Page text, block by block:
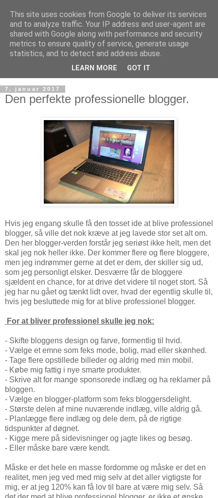
7. januar 2017
Den perfekte professionelle blogger.
Hvis jeg engang skulle få den tosset ide at blive professionel
blogger, så ville det nok kræve at jeg lavede stor set alt om.
Den her blogger-verden forstår jeg seriøst ikke helt, men det
skal jeg nok heller ikke. Der kommer flere og flere bloggere,
men jeg indrømmer gerne at det er dem, der skiller sig ud,
som jeg personligt elsker. Desværre får de bloggere
sjældent en chance, for at drive det videre til noget stort. Så
jeg har nu gået og tænkt lidt over, hvad der egentlig skulle til,
hvis jeg besluttede mig for at blive professionel blogger.
For at bliver professionel skulle jeg nok:
- Skifte bloggens design og farve, formentlig til hvid.
- Vælge et emne som feks mode, bolig, mad eller skønhed.
- Tage flere opstillede billeder og aldrig med min mobil.
- Købe mig fattig i nye smarte produkter.
- Skrive alt for mange sponsorede indlæg og ha reklamer på
bloggen.
- Vælge en blogger-platform som feks bloggersdelight.
- Største delen af mine nuværende indlæg, ville aldrig gå.
- Planlægge flere indlæg og dele dem, på de rigtige
tidspunkter af døgnet.
- Kigge mere på sidevisninger og jagte likes og besøg.
- Eller måske bare være kendt.
Måske er det hele en masse fordomme og måske er det en
realitet, men jeg ved med mig selv at det aller vigtigste for
mig, er at jeg 120% kan få lov til bare at være mig selv. Så
This site uses cookies from Google to deliver its services
and to analyze traffic. Your IP address and user-agent are
shared with Google along with performance and security
metrics to ensure quality of service, generate usage
statistics, and to detect and address abuse.
LEARN MORE GOT IT